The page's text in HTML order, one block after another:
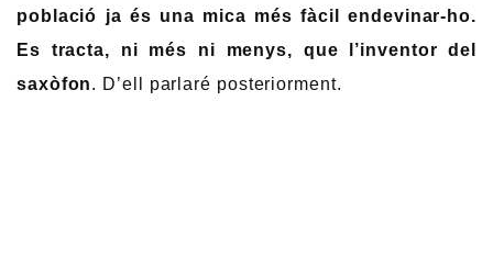
població ja és una mica més fàcil endevinar-ho.
Es tracta, ni més ni menys, que l’inventor del
saxòfon. D’ell parlaré posteriorment.